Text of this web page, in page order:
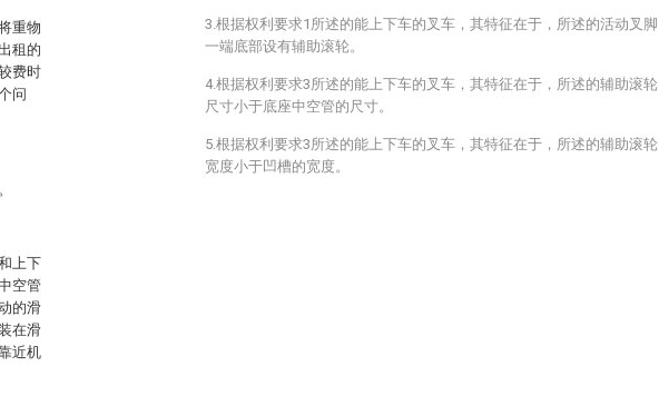
重物
租的
费时
问
上下
空管
的滑
在滑
近机
3.根据权利要求1所述的能上下车的叉车，其特征在于，所述的活动叉脚
一端底部设有辅助滚轮。
4.根据权利要求3所述的能上下车的叉车，其特征在于，所述的辅助滚轮
尺寸小于底座中空管的尺寸。
5.根据权利要求3所述的能上下车的叉车，其特征在于，所述的辅助滚轮
宽度小于凹槽的宽度。